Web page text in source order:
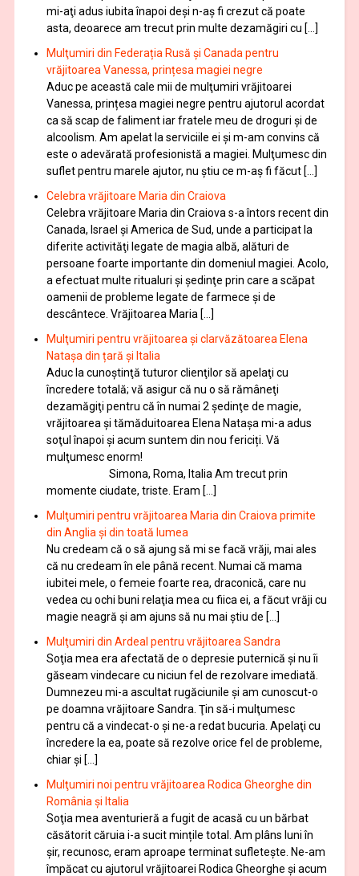
mi-aţi adus iubita înapoi deşi n-aş fi crezut că poate
asta, deoarece am trecut prin multe dezamăgiri cu […]
Mulţumiri din Federația Rusă și Canada pentru
vrăjitoarea Vanessa, prințesa magiei negre
Aduc pe această cale mii de mulţumiri vrăjitoarei
Vanessa, prințesa magiei negre pentru ajutorul acordat
ca să scap de faliment iar fratele meu de droguri și de
alcoolism. Am apelat la serviciile ei şi m-am convins că
este o adevărată profesionistă a magiei. Mulţumesc din
suflet pentru marele ajutor, nu știu ce m-aș fi făcut […]
Celebra vrăjitoare Maria din Craiova
Celebra vrăjitoare Maria din Craiova s-a întors recent din
Canada, Israel şi America de Sud, unde a participat la
diferite activităţi legate de magia albă, alături de
persoane foarte importante din domeniul magiei. Acolo,
a efectuat multe ritualuri şi şedinţe prin care a scăpat
oamenii de probleme legate de farmece şi de
descântece. Vrăjitoarea Maria […]
Mulţumiri pentru vrăjitoarea și clarvăzătoarea Elena
Natașa din țară și Italia
Aduc la cunoştinţă tuturor clienţilor să apelaţi cu
încredere totală; vă asigur că nu o să rămâneţi
dezamăgiţi pentru că în numai 2 şedinţe de magie,
vrăjitoarea și tămăduitoarea Elena Natașa mi-a adus
soţul înapoi și acum suntem din nou fericiți. Vă
mulţumesc enorm!
Simona, Roma, Italia Am trecut prin
momente ciudate, triste. Eram […]
Mulţumiri pentru vrăjitoarea Maria din Craiova primite
din Anglia și din toată lumea
Nu credeam că o să ajung să mi se facă vrăji, mai ales
că nu credeam în ele până recent. Numai că mama
iubitei mele, o femeie foarte rea, draconică, care nu
vedea cu ochi buni relaţia mea cu fiica ei, a făcut vrăji cu
magie neagră şi am ajuns să nu mai ştiu de […]
Mulţumiri din Ardeal pentru vrăjitoarea Sandra
Soţia mea era afectată de o depresie puternică şi nu îi
găseam vindecare cu niciun fel de rezolvare imediată.
Dumnezeu mi-a ascultat rugăciunile şi am cunoscut-o
pe doamna vrăjitoare Sandra. Ţin să-i mulţumesc
pentru că a vindecat-o şi ne-a redat bucuria. Apelaţi cu
încredere la ea, poate să rezolve orice fel de probleme,
chiar şi […]
Mulţumiri noi pentru vrăjitoarea Rodica Gheorghe din
România și Italia
Soţia mea aventurieră a fugit de acasă cu un bărbat
căsătorit căruia i-a sucit mințile total. Am plâns luni în
șir, recunosc, eram aproape terminat sufletește. Ne-am
împăcat cu ajutorul vrăjitoarei Rodica Gheorghe şi acum